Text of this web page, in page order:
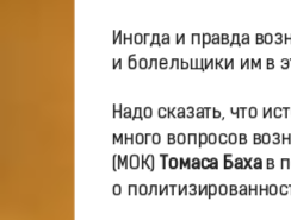
Иногда и правда
и болельщики им в
Надо сказать, что
много вопросов
(МОК) Томаса Бахав
о